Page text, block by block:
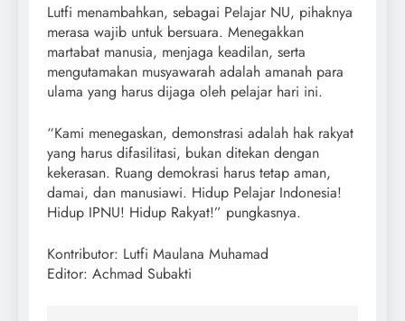
Lutfi menambahkan, sebagai Pelajar NU, pihaknya
merasa wajib untuk bersuara. Menegakkan
martabat manusia, menjaga keadilan, serta
mengutamakan musyawarah adalah amanah para
ulama yang harus dijaga oleh pelajar hari ini.
“Kami menegaskan, demonstrasi adalah hak rakyat
yang harus difasilitasi, bukan ditekan dengan
kekerasan. Ruang demokrasi harus tetap aman,
damai, dan manusiawi. Hidup Pelajar Indonesia!
Hidup IPNU! Hidup Rakyat!” pungkasnya.
Kontributor: Lutfi Maulana Muhamad
Editor: Achmad Subakti